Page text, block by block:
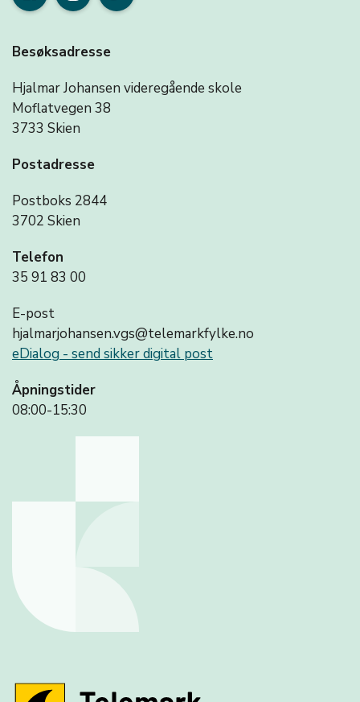
Besøksadresse
Hjalmar Johansen videregående skole
Moflatvegen 38
3733 Skien
Postadresse
Postboks 2844
3702 Skien
Telefon
35 91 83 00
E-post
hjalmarjohansen.vgs@telemarkfylke.no
eDialog - send sikker digital post
Åpningstider
08:00-15:30